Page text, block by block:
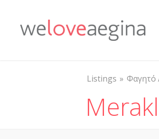
Listings Φαγητό